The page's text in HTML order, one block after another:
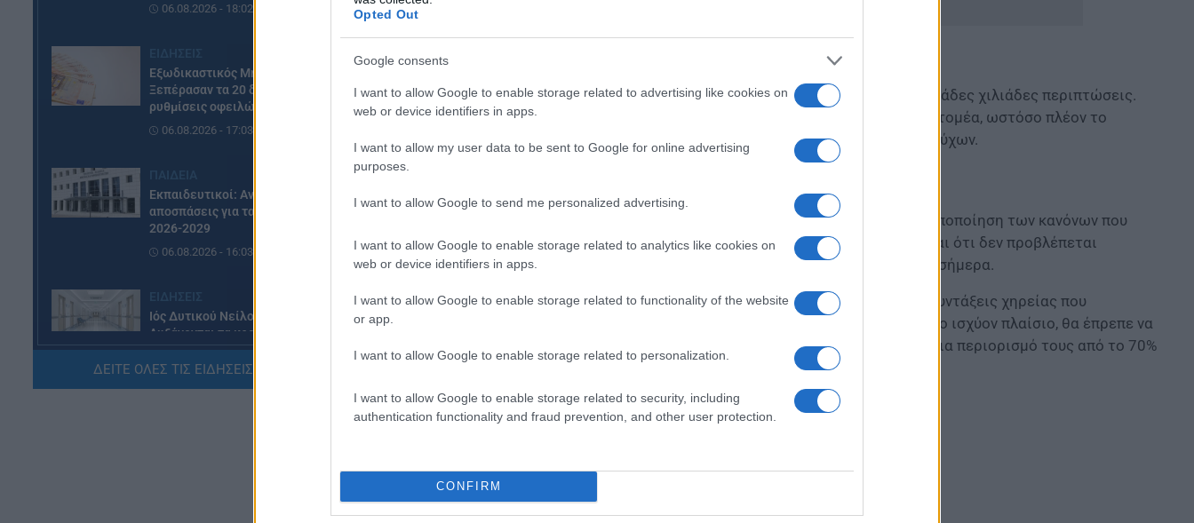
Opted Out
Google consents
I want to allow Google to enable storage related to advertising like cookies on
web or device identifiers in apps.
I want to allow my user data to be sent to Google for online advertising
purposes.
I want to allow Google to send me personalized advertising.
I want to allow Google to enable storage related to analytics like cookies on
web or device identifiers in apps.
I want to allow Google to enable storage related to functionality of the website
or app.
I want to allow Google to enable storage related to personalization.
I want to allow Google to enable storage related to security, including
authentication functionality and fraud prevention, and other user protection.
CONFIRM
06.08.2026 - 18:02
Εξωδικαστικός Μηχανισμός:
Ξεπέρασαν τα 20 δισ. ευρώ οι
ρυθμίσεις οφειλών
06.08.2026 - 17:03
Εκπαιδευτικοί: Ανακλήθηκαν
αποσπάσεις για τα σχολικά έτη
2026-2029
06.08.2026 - 16:03
Ιός Δυτικού Νείλου:
Αυξάνονται τα κρούσματα, σε
ποιες περιοχές της Αττικής
έχουν εντοπιστεί
06.08.2026 - 15:31
ΔΕΙΤΕ ΟΛΕΣ ΤΙΣ ΕΙΔΗΣΕΙΣ ΕΔΩ »
Η αναστολή των περικοπών έχει ήδη λειτουργήσει στην πράξη για χρόνια σε δεκάδες χιλιάδες περιπτώσεις.
Αρχικά αφορούσε περίπου 60.000 συντάξεις θανάτου από Ταμεία του ιδιωτικού τομέα, ωστόσο πλέον το
«πάγωμα» φαίνεται να επεκτείνεται σε πολύ περισσότερες κατηγορίες συνταξιούχων.
Τα στελέχη του υπουργείου έχουν επεξεργαστεί δύο πιθανά σενάρια για την τροποποίηση των κανόνων που
ισχύουν στις συντάξεις λόγω θανάτου. Κοινό στοιχείο και των δύο επιλογών είναι ότι δεν προβλέπεται
αναδρομική εφαρμογή μειώσεων για τις περικοπές που δεν εφαρμόστηκαν έως σήμερα.
Με δεδομένο αυτό, θεωρείται ότι δεν υπάρχει λόγος να γίνουν περικοπές στις συντάξεις χηρείας που
απονεμήθηκαν από το 2016 και μετά. Οι συγκεκριμένες συντάξεις, σύμφωνα με το ισχύον πλαίσιο, θα έπρεπε να
ελεγχθούν από το 2019 ώστε να διαπιστωθεί εάν πληρούνται οι προϋποθέσεις για περιορισμό τους από το 70%
στο 35% της σύνταξης του θανόντος.
Πώς διαμορφώθηκε το ισχύον πλαίσιο